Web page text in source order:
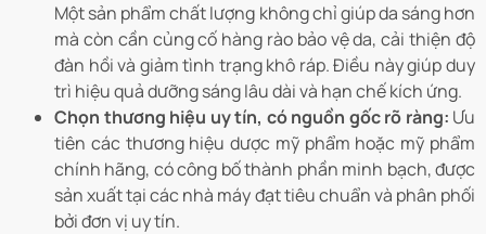
Một sản phẩm chất lượng không chỉ giúp da sáng hơn
mà còn cần củng cố hàng rào bảo vệ da, cải thiện độ
đàn hồi và giảm tình trạng khô ráp. Điều này giúp duy
trì hiệu quả dưỡng sáng lâu dài và hạn chế kích ứng.
Chọn thương hiệu uy tín, có nguồn gốc rõ ràng: Ưu
tiên các thương hiệu dược mỹ phẩm hoặc mỹ phẩm
chính hãng, có công bố thành phần minh bạch, được
sản xuất tại các nhà máy đạt tiêu chuẩn và phân phối
bởi đơn vị uy tín.